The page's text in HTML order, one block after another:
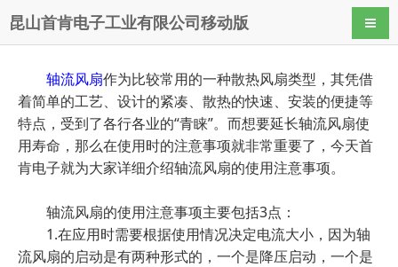
昆山首肯电子工业有限公司移动版 导航
轴流风扇作为比较常用的一种散热风扇类型，其凭借
着简单的工艺、设计的紧凑、散热的快速、安装的便捷等
特点，受到了各行各业的“青睐”。而想要延长轴流风扇使
用寿命，那么在使用时的注意事项就非常重要了，今天首
肯电子就为大家详细介绍轴流风扇的使用注意事项。
轴流风扇的使用注意事项主要包括3点：
1.在应用时需要根据使用情况决定电流大小，因为轴
流风扇的启动是有两种形式的，一个是降压启动，一个是